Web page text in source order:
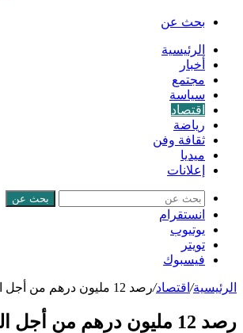
بحث عن
الرئيسية
أخبار
مجتمع
سياسة
اقتصاد
رياضة
ثقافة وفن
ميديا
إعلانات
بحث عن
انستقرام
يوتيوب
تويتر
فيسبوك
الرئيسية/ اقتصاد/رصد 12 مليون درهم من أجل التثمين السياحي لمدينة شفشاون
رصد 12 مليون درهم من أجل التثمين السياحي لمدينة شفشاون